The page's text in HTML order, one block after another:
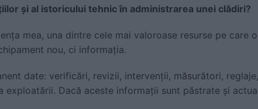
și al istoricului tehnic în administrarea unei clădiri?
mea, una dintre cele mai valoroase resurse pe care
nou, ci informația.
date: verificări, revizii, intervenții, măsurători,
exploatării. Dacă aceste informații sunt păstrate și